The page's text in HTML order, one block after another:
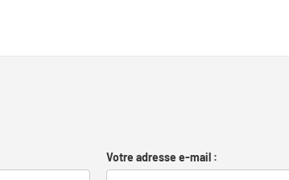
Votre adresse e-mail :